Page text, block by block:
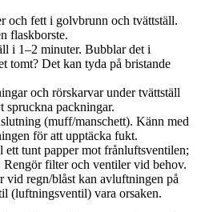
och fett i golvbrunn och tvättställ.
flaskborste.
i 1–2 minuter. Bubblar det i
tomt? Det kan tyda på bristande
och rörskarvar under tvättställ
packningar.
(muff/manschett). Känn med
för att upptäcka fukt.
ett tunt papper mot frånluftsventilen;
Rengör filter och ventiler vid behov.
vid regn/blåst kan avluftningen på
(luftningsventil) vara orsaken.